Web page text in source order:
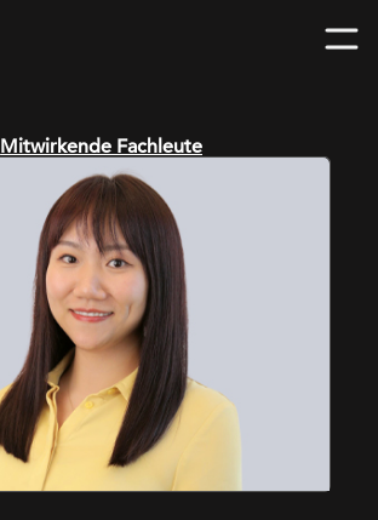
Mitwirkende Fachleute